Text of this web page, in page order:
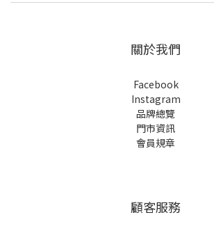
關於我們
Facebook
Instagram
品牌總覽
門市資訊
會員規章
顧客服務